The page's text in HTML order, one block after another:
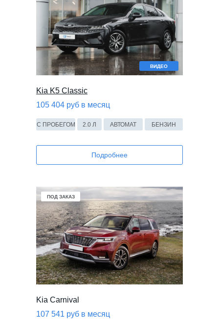
Kia K5 Classic
105 404 руб в месяц
Подробнее
2.0 Л АВТОМАТ БЕНЗИН
C ПРОБЕГОМ
ВИДЕО
Kia Carnival
107 541 руб в месяц
В НАЛИЧИИ
ПОД ЗАКАЗ